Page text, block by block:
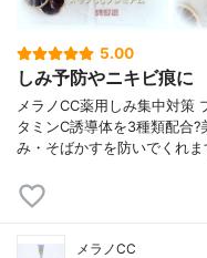
5.00
しみ予防やニキビ痕に
メラノCC薬用しみ集中対策
タミンC誘導体を3種類配合
み・そばかすを防いでくれ
メラノCC